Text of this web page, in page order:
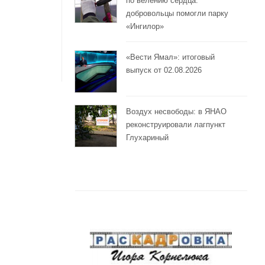
добровольцы помогли парку
«Ингилор»
«Вести Ямал»: итоговый
выпуск от 02.08.2026
Воздух несвободы: в ЯНАО
реконструировали лагпункт
Глухариный